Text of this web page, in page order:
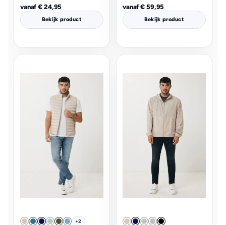
vanaf€ 24,95
Bekijk product
vanaf€ 59,95
Bekijk product
+2